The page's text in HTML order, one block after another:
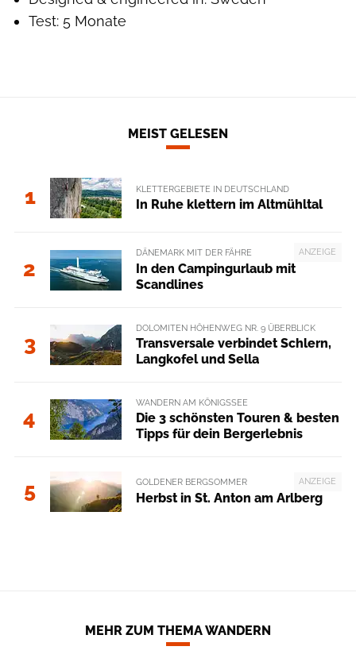
Test: 5 Monate
MEIST GELESEN
1 KLETTERGEBIETE IN DEUTSCHLAND
In Ruhe klettern im Altmühltal
2
ANZEIGE
DÄNEMARK MIT DER FÄHRE
In den Campingurlaub mit
Scandlines
3
DOLOMITEN HÖHENWEG NR. 9 ÜBERBLICK
Transversale verbindet Schlern,
Langkofel und Sella
4
WANDERN AM KÖNIGSSEE
Die 3 schönsten Touren & besten
Tipps für dein Bergerlebnis
5 ANZEIGE
GOLDENER BERGSOMMER
Herbst in St. Anton am Arlberg
MEHR ZUM THEMA WANDERN